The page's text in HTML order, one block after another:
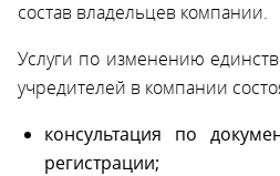
состав владельцев компании.
Услуги по изменению
учредителей в компании
консультация по
регистрации;